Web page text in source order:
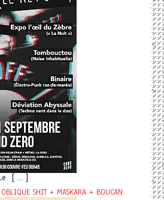
[ ... ]
SHIT + MASKARA + BOUCAN